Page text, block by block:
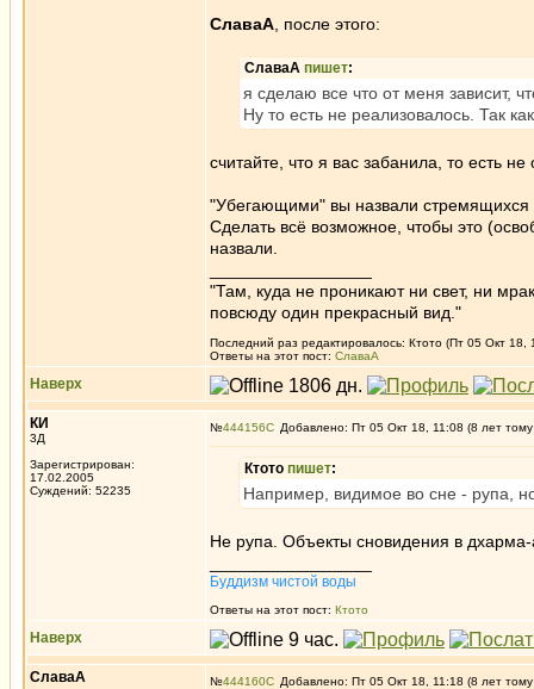
СлаваА , после этого:
СлаваА пишет:
я сделаю все что от меня зависит,
Ну то есть не реализовалось. Так
считайте, что я вас забанила, то есть
"Убегающими" вы назвали стремящихся
Сделать всё возможное, чтобы это
назвали.
"Там, куда не проникают ни свет, ни
повсюду один прекрасный вид."
Последний раз редактировалось: Ктото (Пт 05 Окт 18,
Ответы на этот пост: СлаваА
Наверх
КИ
3Д
Зарегистрирован:
17.02.2005
Суждений: 52235
№444156 Добавлено: Пт 05 Окт 18, 11:08 (8 лет
Ктото пишет:
Например, видимое во сне - рупа,
Не рупа. Объекты сновидения в дхарма-
Буддизм чистой воды
Ответы на этот пост: Ктото
Наверх
СлаваА №444160 Добавлено: Пт 05 Окт 18, 11:18 (8 лет